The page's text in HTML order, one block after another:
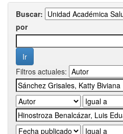
Buscar:
por
Filtros actuales: